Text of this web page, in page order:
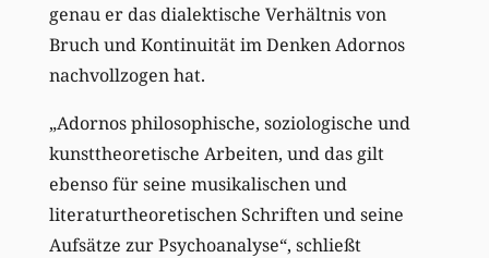
genau er das dialektische Verhältnis von
Bruch und Kontinuität im Denken Adornos
nachvollzogen hat.
„Adornos philosophische, soziologische und
kunsttheoretische Arbeiten, und das gilt
ebenso für seine musikalischen und
literaturtheoretischen Schriften und seine
Aufsätze zur Psychoanalyse“, schließt